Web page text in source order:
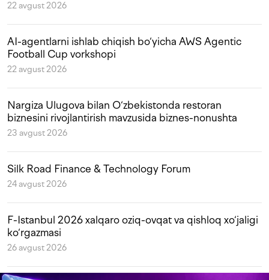
22 avgust 2026
AI-agentlarni ishlab chiqish bo‘yicha AWS Agentic
Football Cup vorkshopi
22 avgust 2026
Nargiza Ulugova bilan O‘zbekistonda restoran
biznesini rivojlantirish mavzusida biznes-nonushta
23 avgust 2026
Silk Road Finance & Technology Forum
24 avgust 2026
F-Istanbul 2026 xalqaro oziq-ovqat va qishloq xo‘jaligi
ko‘rgazmasi
26 avgust 2026